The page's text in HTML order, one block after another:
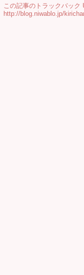
この記事のトラックバック
http://blog.niwablo.jp/